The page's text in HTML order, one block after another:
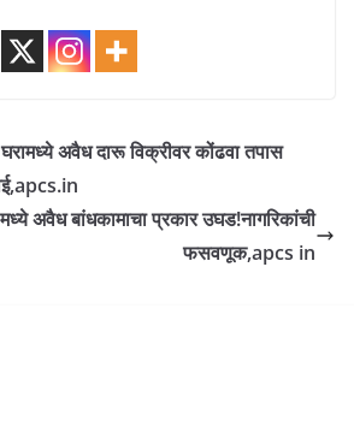
अवैध दारू विक्रीवर कोंढवा तपास
अवैध बांधकामाचा प्रकार उघड!नागरिकांची
फसवणूक,apcs in